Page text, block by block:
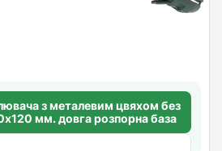
з металевим цвяхом без
мм. довга розпорна база